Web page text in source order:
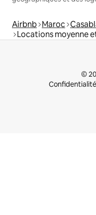
Airbnb Maroc
Locations moyenne
©
Confidentialité